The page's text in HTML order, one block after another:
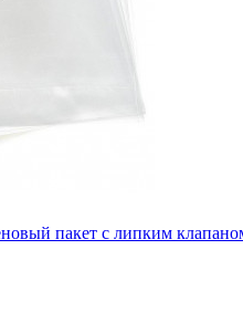
пакет с липким